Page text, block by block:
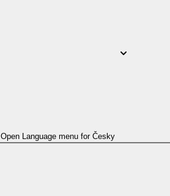
Open Language menu for Česky